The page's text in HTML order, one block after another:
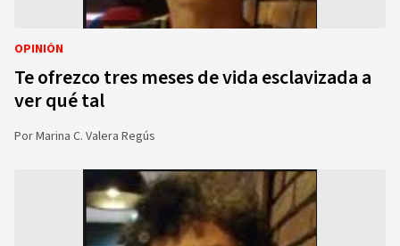
OPINIÓN
Te ofrezco tres meses de vida esclavizada a
ver qué tal
PorMarina C. Valera Regús